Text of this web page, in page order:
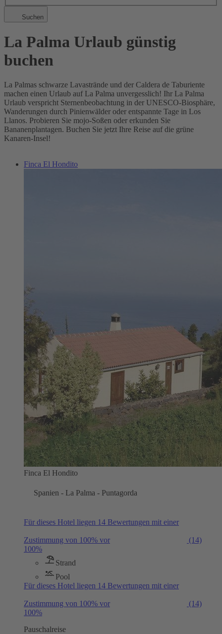
Suchen
La Palma Urlaub günstig
buchen
La Palmas schwarze Lavastrände und der Caldera de Taburiente
machen einen Urlaub auf La Palma unvergesslich! Ihr La Palma
Urlaub verspricht Sternenbeobachtung in der UNESCO-Biosphäre,
Wanderungen durch Pinienwälder oder entspannte Tage in Los
Llanos. Probieren Sie mojo-Soßen oder erkunden Sie
Bananenplantagen. Buchen Sie jetzt Ihre Reise auf die grüne
Kanaren-Insel!
Finca El Hondito
Finca El Hondito
Spanien - La Palma - Puntagorda
Für dieses Hotel liegen 14 Bewertungen mit einer
Zustimmung von 100% vor
(14)
100%
Strand
Pool
Für dieses Hotel liegen 14 Bewertungen mit einer
Zustimmung von 100% vor
(14)
100%
Pauschalreise